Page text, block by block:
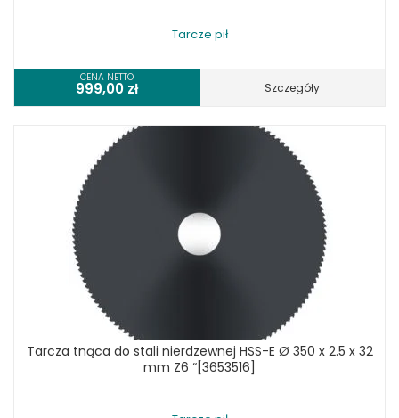
Tarcze pił
CENA NETTO
999,00 zł Szczegóły
Tarcza tnąca do stali nierdzewnej HSS-E Ø 350 x 2.5 x 32
mm Z6 “[3653516]